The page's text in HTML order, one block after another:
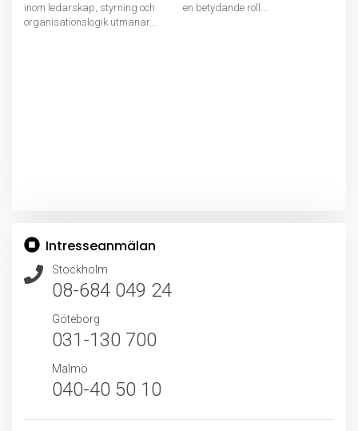
inom ledarskap, styrning och
organisationslogik utmanar...
en betydande roll...
Intresseanmälan
Stockholm
08-684 049 24
Göteborg
031-130 700
Malmö
040-40 50 10